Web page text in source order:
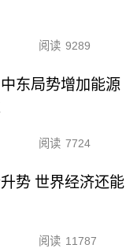
阅读 9289
东局势增加能源
阅读 7724
势 世界经济还能
阅读 11787